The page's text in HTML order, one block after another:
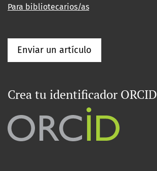
Para bibliotecarios/as
Enviar un artículo
Crea tu identificador ORCID